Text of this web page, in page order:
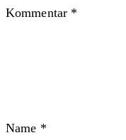
Kommentar *
Name *